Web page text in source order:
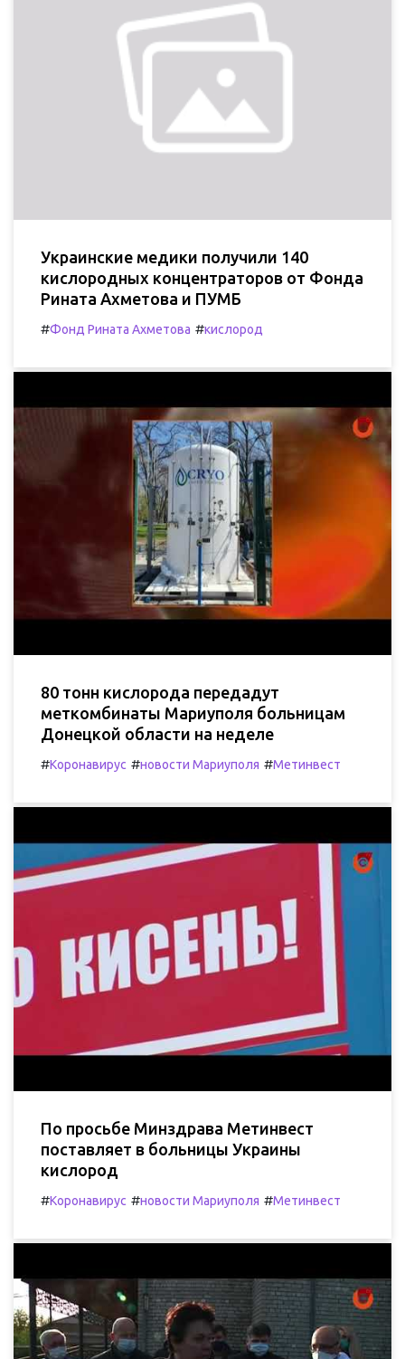
Украинские медики получили 140
кислородных концентраторов от Фонда
Рината Ахметова и ПУМБ
#Фонд Рината Ахметова #кислород
80 тонн кислорода передадут
меткомбинаты Мариуполя больницам
Донецкой области на неделе
#Коронавирус #новости Мариуполя #Метинвест
По просьбе Минздрава Метинвест
поставляет в больницы Украины
кислород
#Коронавирус #новости Мариуполя #Метинвест